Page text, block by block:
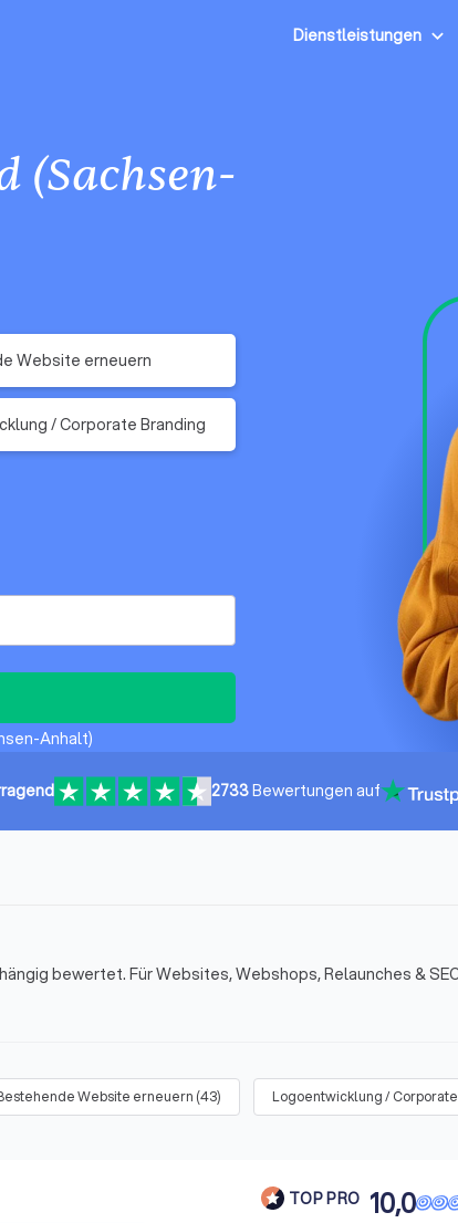
Dienstleistungen
(Sachsen-
Website erneuern
/ Corporate Branding
Anhalt)
2733Bewertungen auf
bewertet. Für Websites, Webshops, Relaunches &
Website erneuern (43) Logoentwicklung /
TOP PRO 10,0